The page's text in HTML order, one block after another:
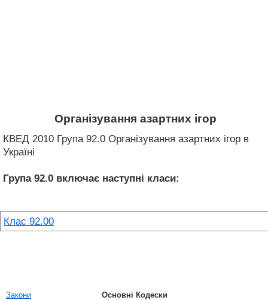
Організування азартних ігор
КВЕД 2010 Група 92.0 Організування азартних ігор в
Україні
Група 92.0 включає наступні класи:
Клас 92.00
Закони
Основні Кодески